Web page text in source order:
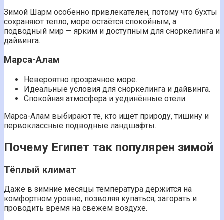
Зимой Шарм особенно привлекателен, потому что бухты
сохраняют тепло, море остаётся спокойным, а
подводный мир — ярким и доступным для сноркелинга и
дайвинга.
Марса-Алам
Невероятно прозрачное море.
Идеальные условия для сноркелинга и дайвинга.
Спокойная атмосфера и уединённые отели.
Марса-Алам выбирают те, кто ищет природу, тишину и
первоклассные подводные ландшафты.
Почему Египет так популярен зимой
Тёплый климат
Даже в зимние месяцы температура держится на
комфортном уровне, позволяя купаться, загорать и
проводить время на свежем воздухе.